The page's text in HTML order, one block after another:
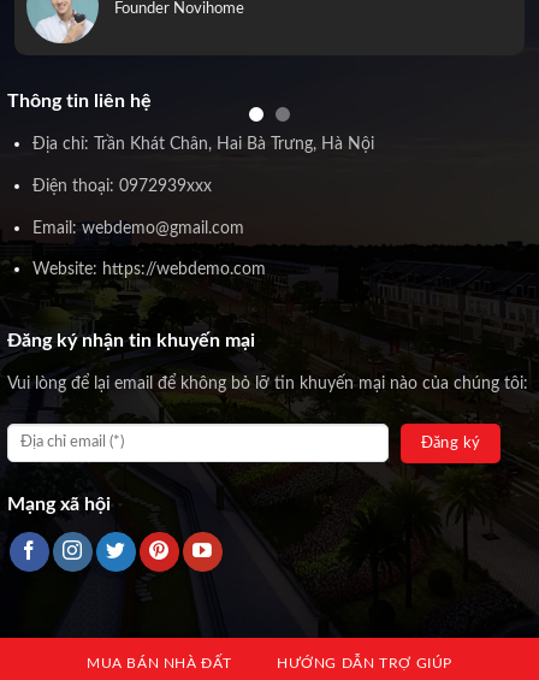
Founder Novihome
Thông tin liên hệ
Địa chỉ: Trần Khát Chân, Hai Bà Trưng, Hà Nội
Điện thoại: 0972939xxx
Email: webdemo@gmail.com
Website: https://webdemo.com
Đăng ký nhận tin khuyến mại
Vui lòng để lại email để không bỏ lỡ tin khuyến mại nào của chúng tôi:
Mạng xã hội
MUA BÁN NHÀ ĐẤT HƯỚNG DẪN TRỢ GIÚP